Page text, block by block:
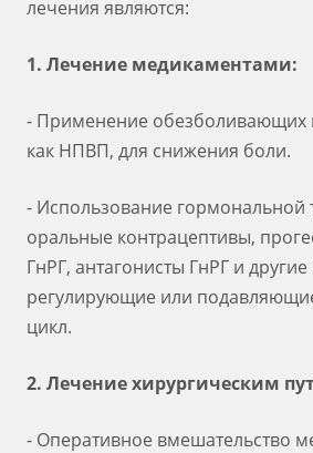
лечения являются:
1. Лечение медикаментами:
- Применение обезболивающих
как НПВП, для снижения боли.
- Использование гормональной
оральные контрацептивы,
ГнРГ, антагонисты ГнРГ и
регулирующие или
цикл.
2. Лечение хирургическим
- Оперативное вмешательство